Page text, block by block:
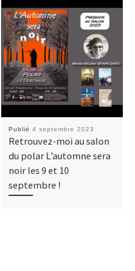
Publié 4 septembre 2023
Retrouvez-moi au salon
du polar L’automne sera
noir les 9 et 10
septembre !